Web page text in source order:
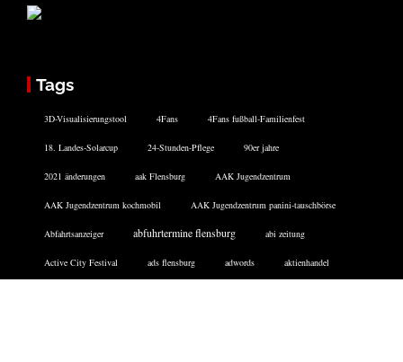
Tags
3D-Visualisierungstool 4Fans 4Fans fußball-Familienfest
18. Landes-Solarcup 24-Stunden-Pflege 90er jahre
2021 änderungen aak Flensburg AAK Jugendzentrum
AAK Jugendzentrum kochmobil AAK Jugendzentrum panini-tauschbörse
Abfahrtsanzeiger abfuhrtermine flensburg abi zeitung
Active City Festival ads flensburg adwords aktienhandel